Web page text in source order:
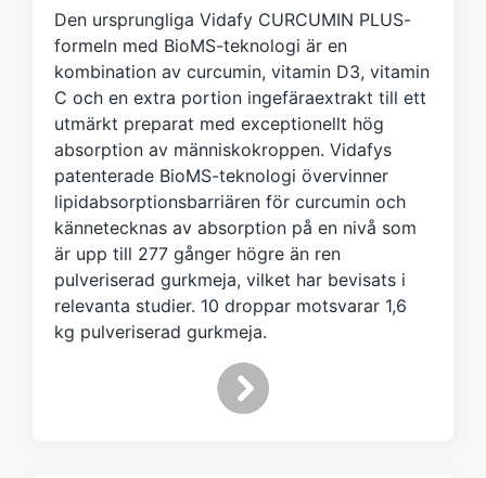
k
m
e
d
Den ursprungliga Vidafy CURCUMIN PLUS-
formeln med BioMS-teknologi är en
kombination av curcumin, vitamin D3, vitamin
C och en extra portion ingefäraextrakt till ett
utmärkt preparat med exceptionellt hög
absorption av människokroppen. Vidafys
patenterade BioMS-teknologi övervinner
lipidabsorptionsbarriären för curcumin och
kännetecknas av absorption på en nivå som
är upp till 277 gånger högre än ren
pulveriserad gurkmeja, vilket har bevisats i
relevanta studier. 10 droppar motsvarar 1,6
kg pulveriserad gurkmeja.